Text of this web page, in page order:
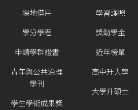
場地借用
學分學程
申請學群證書
青年與公共治理
學刊
學生學術成果獎
學習護照
獎助學金
近年榜單
高中升大學
大學升碩士